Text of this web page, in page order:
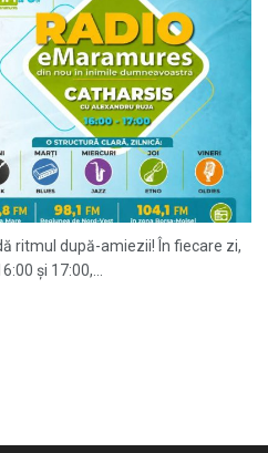
ritmul după-amiezii! În fiecare zi,
și 17:00,...